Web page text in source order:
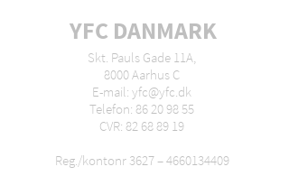
YFC DANMARK
Skt. Pauls Gade 11A,
8000 Aarhus C
E-mail: yfc@yfc.dk
Telefon: 86 20 98 55
CVR: 82 68 89 19
Reg./kontonr 3627 –4660134409